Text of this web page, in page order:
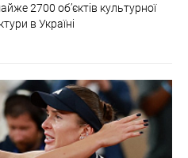
2700 об’єктів культурної
в Україні